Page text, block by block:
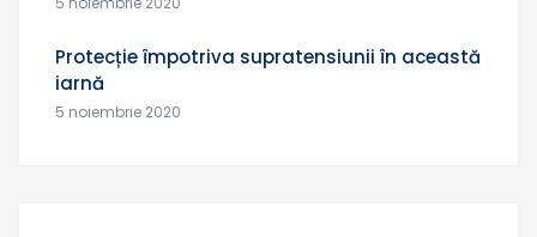
Protecție împotriva supratensiunii în această
iarnă
5 noiembrie 2020